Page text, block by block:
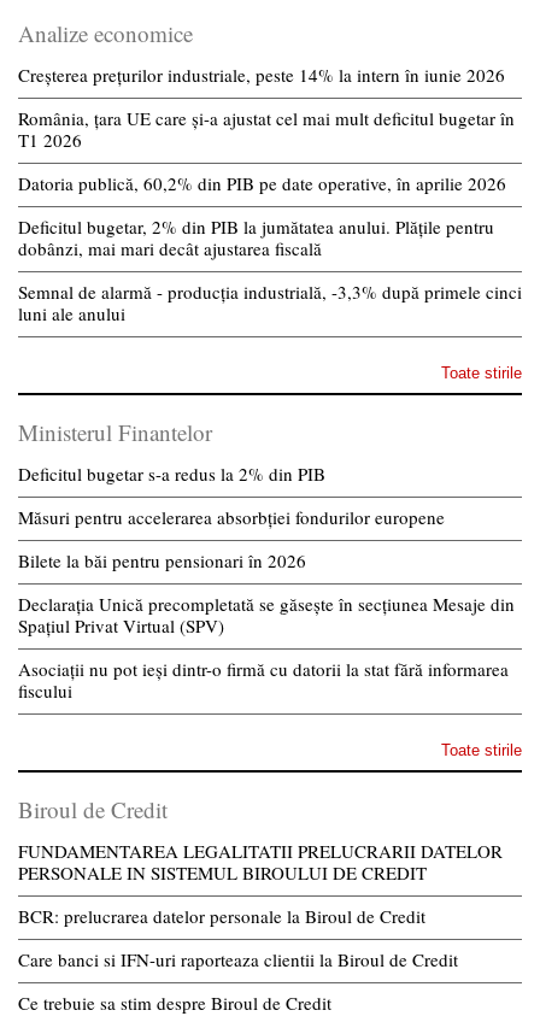
Analize economice
Creșterea prețurilor industriale, peste 14% la intern în iunie 2026
România, țara UE care și-a ajustat cel mai mult deficitul bugetar în
T1 2026
Datoria publică, 60,2% din PIB pe date operative, în aprilie 2026
Deficitul bugetar, 2% din PIB la jumătatea anului. Plățile pentru
dobânzi, mai mari decât ajustarea fiscală
Semnal de alarmă - producția industrială, -3,3% după primele cinci
luni ale anului
Toate stirile
Ministerul Finantelor
Deficitul bugetar s-a redus la 2% din PIB
Măsuri pentru accelerarea absorbției fondurilor europene
Bilete la băi pentru pensionari în 2026
Declarația Unică precompletată se găsește în secțiunea Mesaje din
Spațiul Privat Virtual (SPV)
Asociații nu pot ieși dintr-o firmă cu datorii la stat fără informarea
fiscului
Toate stirile
Biroul de Credit
FUNDAMENTAREA LEGALITATII PRELUCRARII DATELOR
PERSONALE IN SISTEMUL BIROULUI DE CREDIT
BCR: prelucrarea datelor personale la Biroul de Credit
Care banci si IFN-uri raporteaza clientii la Biroul de Credit
Ce trebuie sa stim despre Biroul de Credit